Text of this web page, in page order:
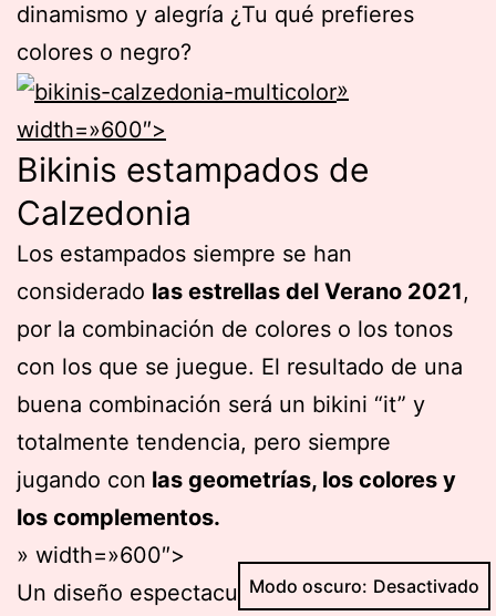
dinamismo y alegría ¿Tu qué prefieres
colores o negro?
»
width=»600″>
Bikinis estampados de
Calzedonia
Los estampados siempre se han
considerado las estrellas del Verano 2021,
por la combinación de colores o los tonos
con los que se juegue. El resultado de una
buena combinación será un bikini “it” y
totalmente tendencia, pero siempre
jugando con las geometrías, los colores y
los complementos.
» width=»600″>
Un diseño espectacular el que nos presenta
Modo oscuro: